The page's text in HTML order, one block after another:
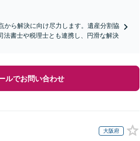
から解決に向け尽力します。遺産分割協
法書士や税理士とも連携し、円滑な解決
ルでお問い合わせ
大阪府